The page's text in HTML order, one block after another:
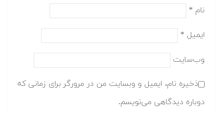
نام *
ایمیل *
وب‌سایت
ذخیره نام، ایمیل و وبسایت من در مرورگر برای زمانی که
دوباره دیدگاهی می‌نویسم.